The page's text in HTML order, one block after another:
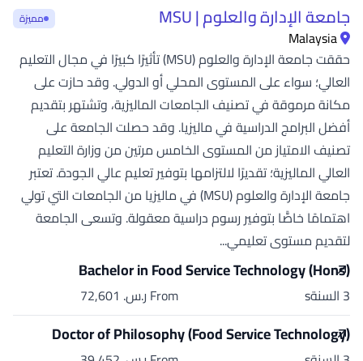
جامعة الإدارة والعلوم | MSU مميزة
Malaysia
حققت جامعة الإدارة والعلوم (MSU) تأثيرًا كبيرًا في مجال التعليم
العالي؛ سواء على المستوى المحلي أو الدولي. وقد حازت على
مكانة مرموقة في تصنيف الجامعات الماليزية، وتشتهر بتقديم
أفضل البرامج الدراسية في ماليزيا. وقد حصلت الجامعة على
تصنيف الامتياز من المستوى الخامس مرتين من وزارة التعليم
العالي الماليزية؛ تقديرًا لالتزامها بتوفير تعليم عالي الجودة. تعتبر
جامعة الإدارة والعلوم (MSU) في ماليزيا من الجامعات التي تولي
اهتمامًا خاصًّا بتوفير رسوم دراسية معقولة. وتسعى الجامعة
لتقديم مستوى تعليمي...
Bachelor in Food Service Technology (Hons)
3 السنةs From ر.س.‏ 72,601
Doctor of Philosophy (Food Service Technology)